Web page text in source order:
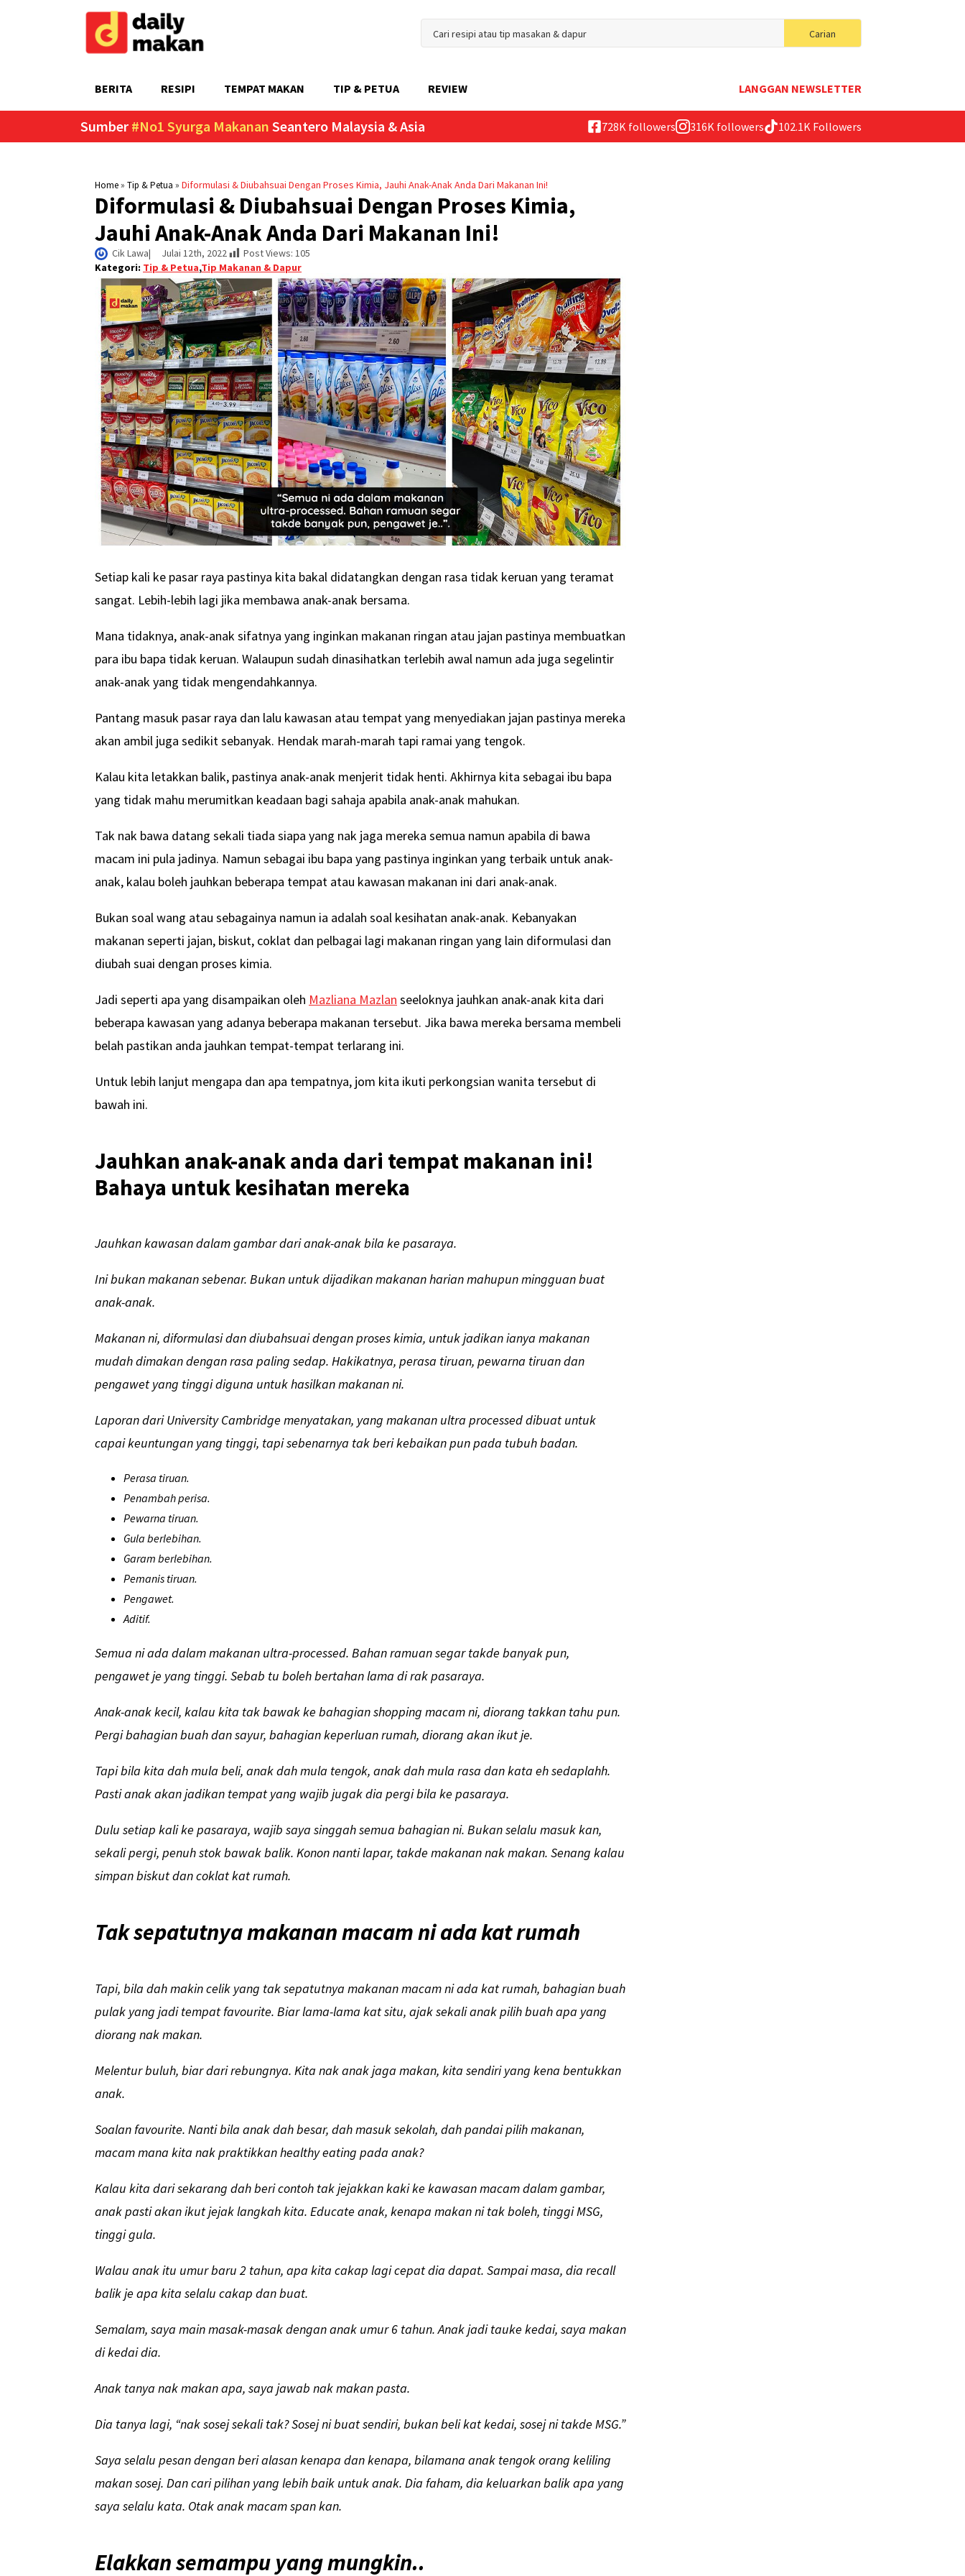
Carian
for:
BERITA RESIPI TEMPAT MAKAN TIP & PETUA REVIEW LANGGAN NEWSLETTER
Sumber #No1 Syurga Makanan Seantero Malaysia & Asia 728K followers 316K followers 102.1K Followers
Home» Tip & Petua » Diformulasi & Diubahsuai Dengan Proses Kimia, Jauhi Anak-Anak Anda Dari Makanan Ini!
Diformulasi & Diubahsuai Dengan Proses Kimia,
Jauhi Anak-Anak Anda Dari Makanan Ini!
Cik Lawa| Julai 12th, 2022 Post Views: 105
Kategori: Tip & Petua,Tip Makanan & Dapur
Setiap kali ke pasar raya pastinya kita bakal didatangkan dengan rasa tidak keruan yang teramat
sangat. Lebih-lebih lagi jika membawa anak-anak bersama.
Mana tidaknya, anak-anak sifatnya yang inginkan makanan ringan atau jajan pastinya membuatkan
para ibu bapa tidak keruan. Walaupun sudah dinasihatkan terlebih awal namun ada juga segelintir
anak-anak yang tidak mengendahkannya.
Pantang masuk pasar raya dan lalu kawasan atau tempat yang menyediakan jajan pastinya mereka
akan ambil juga sedikit sebanyak. Hendak marah-marah tapi ramai yang tengok.
Kalau kita letakkan balik, pastinya anak-anak menjerit tidak henti. Akhirnya kita sebagai ibu bapa
yang tidak mahu merumitkan keadaan bagi sahaja apabila anak-anak mahukan.
Tak nak bawa datang sekali tiada siapa yang nak jaga mereka semua namun apabila di bawa
macam ini pula jadinya. Namun sebagai ibu bapa yang pastinya inginkan yang terbaik untuk anak-
anak, kalau boleh jauhkan beberapa tempat atau kawasan makanan ini dari anak-anak.
Bukan soal wang atau sebagainya namun ia adalah soal kesihatan anak-anak. Kebanyakan
makanan seperti jajan, biskut, coklat dan pelbagai lagi makanan ringan yang lain diformulasi dan
diubah suai dengan proses kimia.
Jadi seperti apa yang disampaikan oleh Mazliana Mazlan seeloknya jauhkan anak-anak kita dari
beberapa kawasan yang adanya beberapa makanan tersebut. Jika bawa mereka bersama membeli
belah pastikan anda jauhkan tempat-tempat terlarang ini.
Untuk lebih lanjut mengapa dan apa tempatnya, jom kita ikuti perkongsian wanita tersebut di
bawah ini.
Jauhkan anak-anak anda dari tempat makanan ini!
Bahaya untuk kesihatan mereka
Jauhkan kawasan dalam gambar dari anak-anak bila ke pasaraya.
Ini bukan makanan sebenar. Bukan untuk dijadikan makanan harian mahupun mingguan buat
anak-anak.
Makanan ni, diformulasi dan diubahsuai dengan proses kimia, untuk jadikan ianya makanan
mudah dimakan dengan rasa paling sedap. Hakikatnya, perasa tiruan, pewarna tiruan dan
pengawet yang tinggi diguna untuk hasilkan makanan ni.
Laporan dari University Cambridge menyatakan, yang makanan ultra processed dibuat untuk
capai keuntungan yang tinggi, tapi sebenarnya tak beri kebaikan pun pada tubuh badan.
Perasa tiruan.
Penambah perisa.
Pewarna tiruan.
Gula berlebihan.
Garam berlebihan.
Pemanis tiruan.
Pengawet.
Aditif.
Semua ni ada dalam makanan ultra-processed. Bahan ramuan segar takde banyak pun,
pengawet je yang tinggi. Sebab tu boleh bertahan lama di rak pasaraya.
Anak-anak kecil, kalau kita tak bawak ke bahagian shopping macam ni, diorang takkan tahu pun.
Pergi bahagian buah dan sayur, bahagian keperluan rumah, diorang akan ikut je.
Tapi bila kita dah mula beli, anak dah mula tengok, anak dah mula rasa dan kata eh sedaplahh.
Pasti anak akan jadikan tempat yang wajib jugak dia pergi bila ke pasaraya.
Dulu setiap kali ke pasaraya, wajib saya singgah semua bahagian ni. Bukan selalu masuk kan,
sekali pergi, penuh stok bawak balik. Konon nanti lapar, takde makanan nak makan. Senang kalau
simpan biskut dan coklat kat rumah.
Tak sepatutnya makanan macam ni ada kat rumah
Tapi, bila dah makin celik yang tak sepatutnya makanan macam ni ada kat rumah, bahagian buah
pulak yang jadi tempat favourite. Biar lama-lama kat situ, ajak sekali anak pilih buah apa yang
diorang nak makan.
Melentur buluh, biar dari rebungnya. Kita nak anak jaga makan, kita sendiri yang kena bentukkan
anak.
Soalan favourite. Nanti bila anak dah besar, dah masuk sekolah, dah pandai pilih makanan,
macam mana kita nak praktikkan healthy eating pada anak?
Kalau kita dari sekarang dah beri contoh tak jejakkan kaki ke kawasan macam dalam gambar,
anak pasti akan ikut jejak langkah kita. Educate anak, kenapa makan ni tak boleh, tinggi MSG,
tinggi gula.
Walau anak itu umur baru 2 tahun, apa kita cakap lagi cepat dia dapat. Sampai masa, dia recall
balik je apa kita selalu cakap dan buat.
Semalam, saya main masak-masak dengan anak umur 6 tahun. Anak jadi tauke kedai, saya makan
di kedai dia.
Anak tanya nak makan apa, saya jawab nak makan pasta.
Dia tanya lagi, “nak sosej sekali tak? Sosej ni buat sendiri, bukan beli kat kedai, sosej ni takde MSG.”
Saya selalu pesan dengan beri alasan kenapa dan kenapa, bilamana anak tengok orang keliling
makan sosej. Dan cari pilihan yang lebih baik untuk anak. Dia faham, dia keluarkan balik apa yang
saya selalu kata. Otak anak macam span kan.
Elakkan semampu yang mungkin..